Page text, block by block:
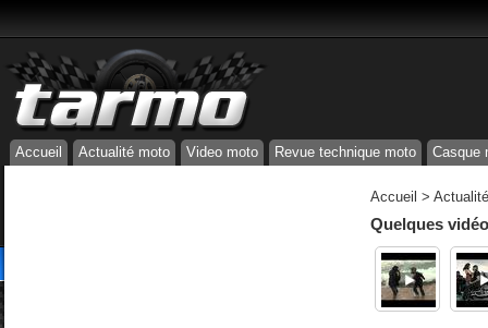
Accueil Actualité moto Video moto Revue technique moto Casque
Accueil >
Quelques